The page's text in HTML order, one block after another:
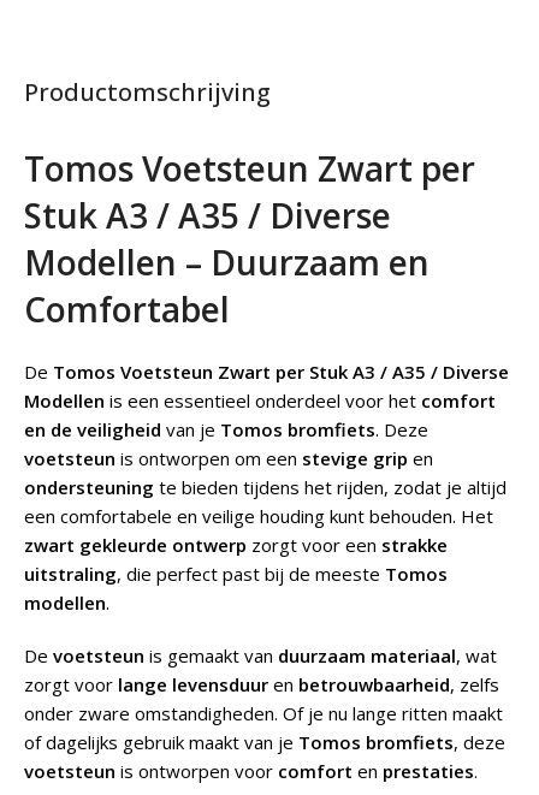
Productomschrijving
Tomos Voetsteun Zwart per
Stuk A3 / A35 / Diverse
Modellen – Duurzaam en
Comfortabel
De Tomos Voetsteun Zwart per Stuk A3 / A35 / Diverse
Modellen is een essentieel onderdeel voor het comfort
en de veiligheid van je Tomos bromfiets. Deze
voetsteun is ontworpen om een stevige grip en
ondersteuning te bieden tijdens het rijden, zodat je altijd
een comfortabele en veilige houding kunt behouden. Het
zwart gekleurde ontwerp zorgt voor een strakke
uitstraling, die perfect past bij de meeste Tomos
modellen.
De voetsteun is gemaakt van duurzaam materiaal, wat
zorgt voor lange levensduur en betrouwbaarheid, zelfs
onder zware omstandigheden. Of je nu lange ritten maakt
of dagelijks gebruik maakt van je Tomos bromfiets, deze
voetsteun is ontworpen voor comfort en prestaties.